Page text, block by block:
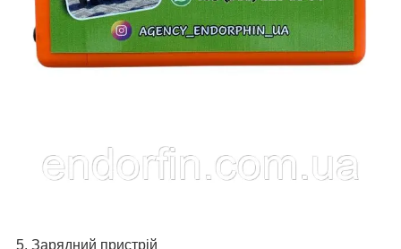
5. Зарядний пристрій